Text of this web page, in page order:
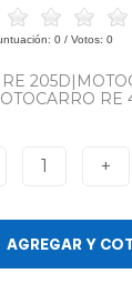
0 / Votos: 0
RE
1 +
AGREGAR Y